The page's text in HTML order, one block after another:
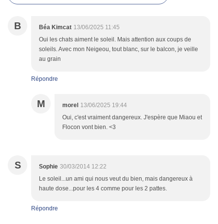
B Béa Kimcat 13/06/2025 11:45
Oui les chats aiment le soleil. Mais attention aux coups de
soleils. Avec mon Neigeou, tout blanc, sur le balcon, je veille
au grain
Répondre
M morel 13/06/2025 19:44
Oui, c'est vraiment dangereux. J'espère que Miaou et
Flocon vont bien. <3
S Sophie 30/03/2014 12:22
Le soleil...un ami qui nous veut du bien, mais dangereux à
haute dose...pour les 4 comme pour les 2 pattes.
Répondre